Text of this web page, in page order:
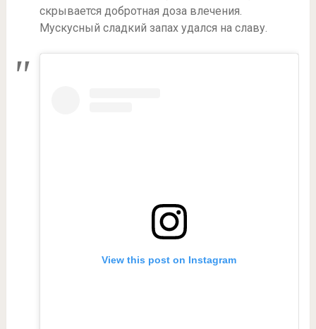
скрывается добротная доза влечения.
Мускусный сладкий запах удался на славу.
View this post on Instagram